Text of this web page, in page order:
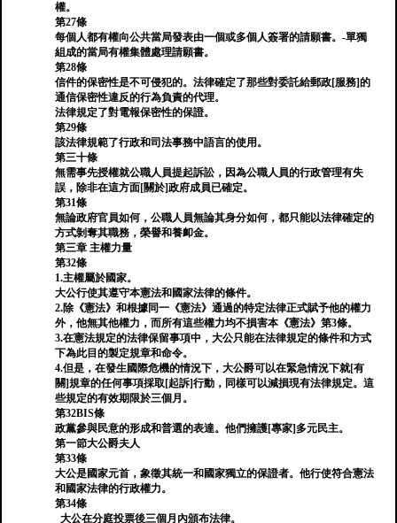
權。
第27條
每個人都有權向公共當局發表由一個或多個人簽署的請願書。-單獨
組成的當局有權集體處理請願書。
第28條
信件的保密性是不可侵犯的。法律確定了那些對委託給郵政[服務]的
通信保密性違反的行為負責的代理。
法律規定了對電報保密性的保證。
第29條
該法律規範了行政和司法事務中語言的使用。
第三十條
無需事先授權就公職人員提起訴訟，因為公職人員的行政管理有失
誤，除非在這方面[關於]政府成員已確定。
第31條
無論政府官員如何，公職人員無論其身分如何，都只能以法律確定的
方式剝奪其職務，榮譽和養卹金。
第三章 主權力量
第32條
1.主權屬於國家。
大公行使其遵守本憲法和國家法律的條件。
2.除《憲法》和根據同一《憲法》通過的特定法律正式賦予他的權力
外，他無其他權力，而所有這些權力均不損害本《憲法》第3條。
3.在憲法規定的法律保留事項中，大公只能在法律規定的條件和方式
下為此目的製定規章和命令。
4.但是，在發生國際危機的情況下，大公爵可以在緊急情況下就[有
關]規章的任何事項採取[起訴]行動，同樣可以減損現有法律規定。這
些規定的有效期限於三個月。
第32BIS條
政黨參與民意的形成和普選的表達。他們擁護[專家]多元民主。
第一節大公爵夫人
第33條
大公是國家元首，象徵其統一和國家獨立的保證者。他行使符合憲法
和國家法律的行政權力。
第34條
大公在分庭投票後三個月內頒布法律。